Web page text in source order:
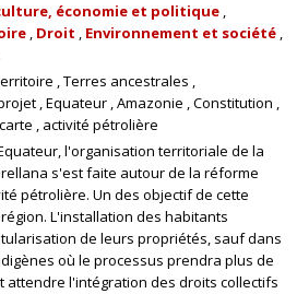
économie et politique
Droit
Environnement et société
Terres ancestrales
Equateur Amazonie Constitution
carte
activité pétrolière
l'organisation territoriale de la
s'est faite autour de la réforme
pétrolière. Un des objectif de cette
L'installation des habitants
de leurs propriétés, sauf dans
où le processus prendra plus de
attendre l'intégration des droits collectifs